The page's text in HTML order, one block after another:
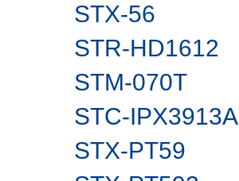
STX-56
STR-HD1612
STM-070T
STC-IPX3913A
STX-PT59